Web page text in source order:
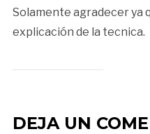
Solamente agradecer ya
explicación de la tecnica.
DEJA UN